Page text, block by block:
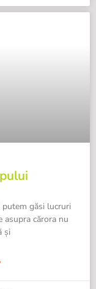
putem găsi lucruri
asupra cărora nu
și